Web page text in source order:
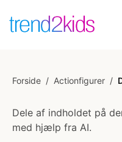
Forside / Actionfigurer /
Dele af indholdet på
med hjælp fra AI.